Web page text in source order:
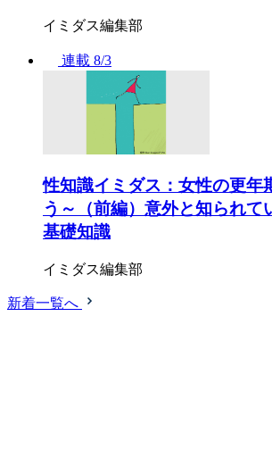
イミダス編集部
連載 8/3
性知識イミダス：女性の更年
う～（前編）意外と知られて
基礎知識
イミダス編集部
新着一覧へ